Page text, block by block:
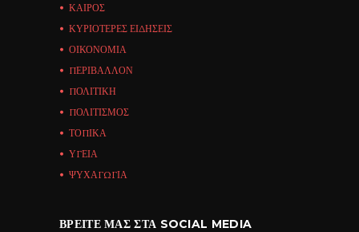
ΚΑΙΡΟΣ
ΚΥΡΙΟΤΕΡΕΣ ΕΙΔΗΣΕΙΣ
ΟΙΚΟΝΟΜΙΑ
ΠΕΡΙΒΑΛΛΟΝ
ΠΟΛΙΤΙΚΗ
ΠΟΛΙΤΙΣΜΟΣ
ΤΟΠΙΚΑ
ΥΓΕΙΑ
ΨΥΧΑΓΩΓΙΑ
ΒΡΕΊΤΕ ΜΑΣ ΣΤΑ SOCIAL MEDIA